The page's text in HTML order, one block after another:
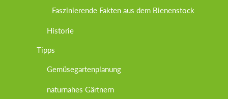
Faszinierende Fakten aus dem Bienenstock
Historie
Tipps
Gemüsegartenplanung
naturnahes Gärtnern